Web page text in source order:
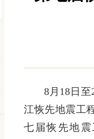
8月18日
江恢先地震工
七届恢先地震